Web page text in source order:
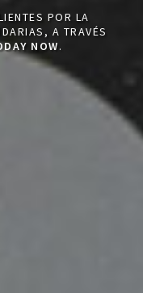
POR LA
A TRAVÉS
NOW.